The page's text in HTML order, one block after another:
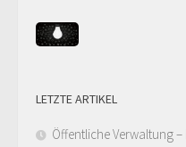
LETZTE ARTIKEL
Öffentliche Verwaltung –